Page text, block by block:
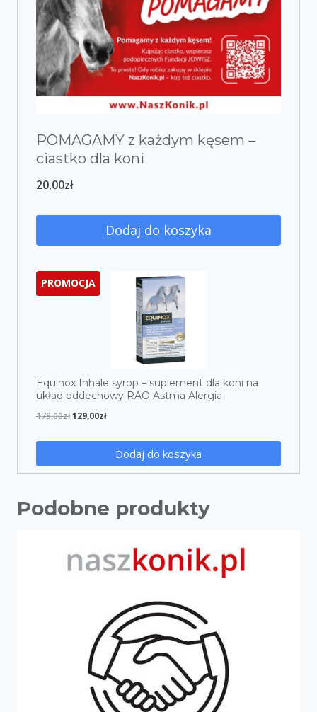
POMAGAMY z każdym kęsem –
ciastko dla koni
20,00zł
Dodaj do koszyka
PROMOCJA
Equinox Inhale syrop – suplement dla koni na
układ oddechowy RAO Astma Alergia
179,00zł129,00zł
Dodaj do koszyka
Podobne produkty